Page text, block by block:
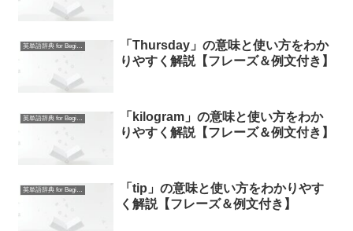
英単語辞典 for Beginners
「Thursday」の意味と使い方をわか
りやすく解説【フレーズ＆例文付き】
英単語辞典 for Beginners
「kilogram」の意味と使い方をわか
りやすく解説【フレーズ＆例文付き】
英単語辞典 for Beginners
「tip」の意味と使い方をわかりやす
く解説【フレーズ＆例文付き】